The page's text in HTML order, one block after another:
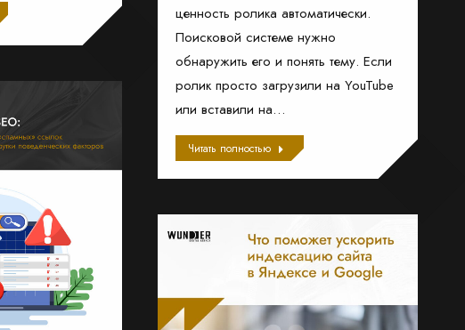
ценность ролика автоматически.
Поисковой системе нужно
обнаружить его и понять тему. Если
ролик просто загрузили на YouTube
или вставили на…
Читать полностью